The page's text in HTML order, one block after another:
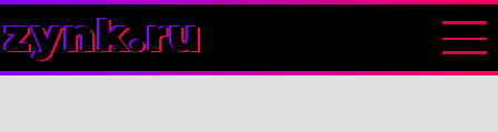
zynk.ru